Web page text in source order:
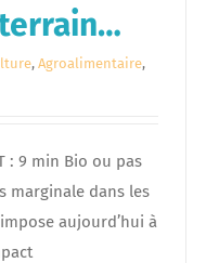
, Agroalimentaire,
: 9 min Bio ou pas
marginale dans les
aujourd’hui à